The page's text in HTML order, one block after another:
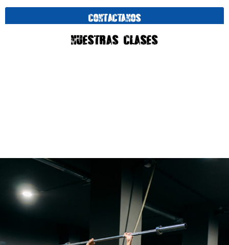
Contáctanos
NUESTRAS CLASES